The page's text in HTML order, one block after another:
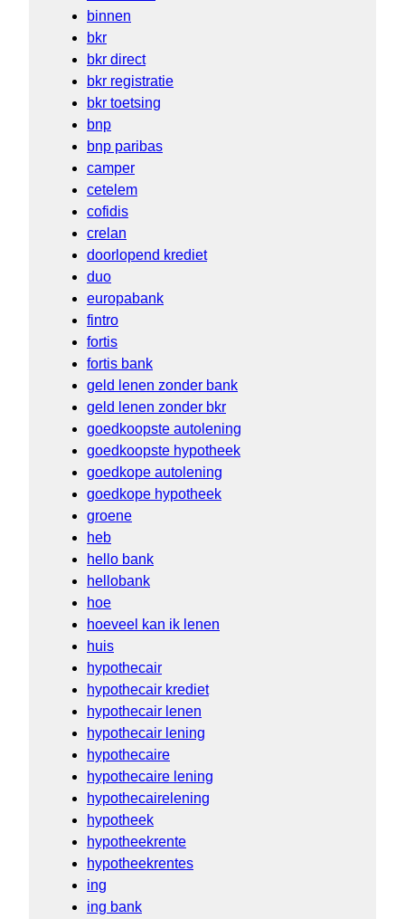
binnen
bkr
bkr direct
bkr registratie
bkr toetsing
bnp
bnp paribas
camper
cetelem
cofidis
crelan
doorlopend krediet
duo
europabank
fintro
fortis
fortis bank
geld lenen zonder bank
geld lenen zonder bkr
goedkoopste autolening
goedkoopste hypotheek
goedkope autolening
goedkope hypotheek
groene
heb
hello bank
hellobank
hoe
hoeveel kan ik lenen
huis
hypothecair
hypothecair krediet
hypothecair lenen
hypothecair lening
hypothecaire
hypothecaire lening
hypothecairelening
hypotheek
hypotheekrente
hypotheekrentes
ing
ing bank